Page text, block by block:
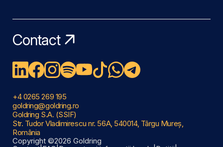
Contact
+4 0265 269 195
goldring@goldring.ro
Goldring S.A. (SSIF)
Str. Tudor Vladimirescu nr. 56A, 540014, Târgu Mureș,
România
Copyright ©2026 Goldring